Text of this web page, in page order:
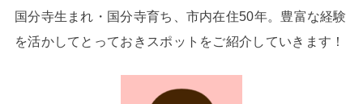
国分寺生まれ・国分寺育ち、市内在住50年。豊富な経験
を活かしてとっておきスポットをご紹介していきます！